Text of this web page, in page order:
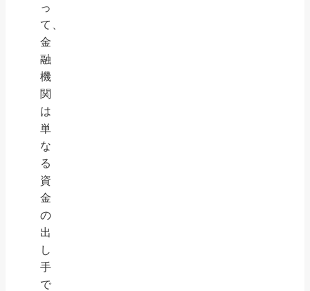
っ
て、
金
融
機
関
は
単
な
る
資
金
の
出
し
手
で